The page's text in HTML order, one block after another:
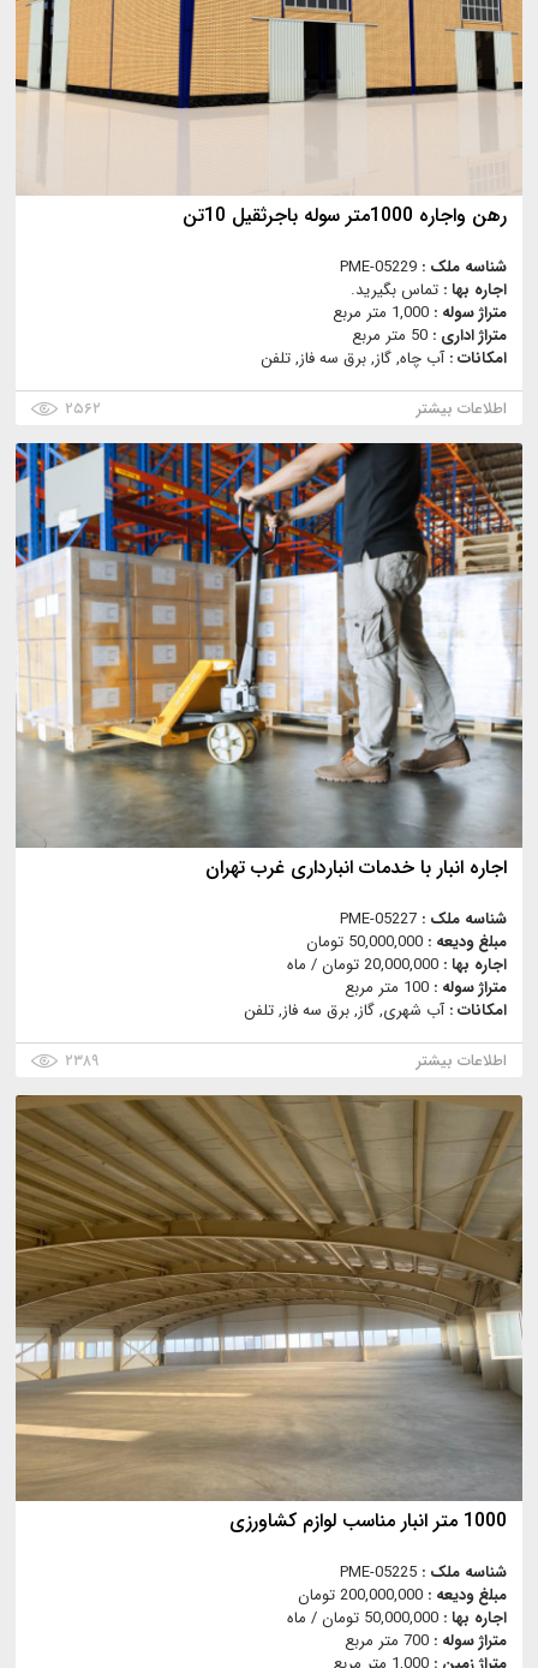
رهن واجاره 1000متر سوله باجرثقیل 10تن
شناسه ملک : PME-05229
اجاره بها : تماس بگیرید.
متراژ سوله : 1,000 متر مربع
متراژ اداری : 50 متر مربع
امکانات :آب چاه, گاز, برق سه فاز, تلفن
اطلاعات بیشتر
۲۵۶۲
اجاره انبار با خدمات انبارداری غرب تهران
شناسه ملک : PME-05227
مبلغ ودیعه : 50,000,000 تومان
اجاره بها : 20,000,000 تومان / ماه
متراژ سوله : 100 متر مربع
امکانات :آب شهری, گاز, برق سه فاز, تلفن
اطلاعات بیشتر
۲۳۸۹
1000 متر انبار مناسب لوازم کشاورزی
شناسه ملک : PME-05225
مبلغ ودیعه : 200,000,000 تومان
اجاره بها : 50,000,000 تومان / ماه
متراژ سوله : 700 متر مربع